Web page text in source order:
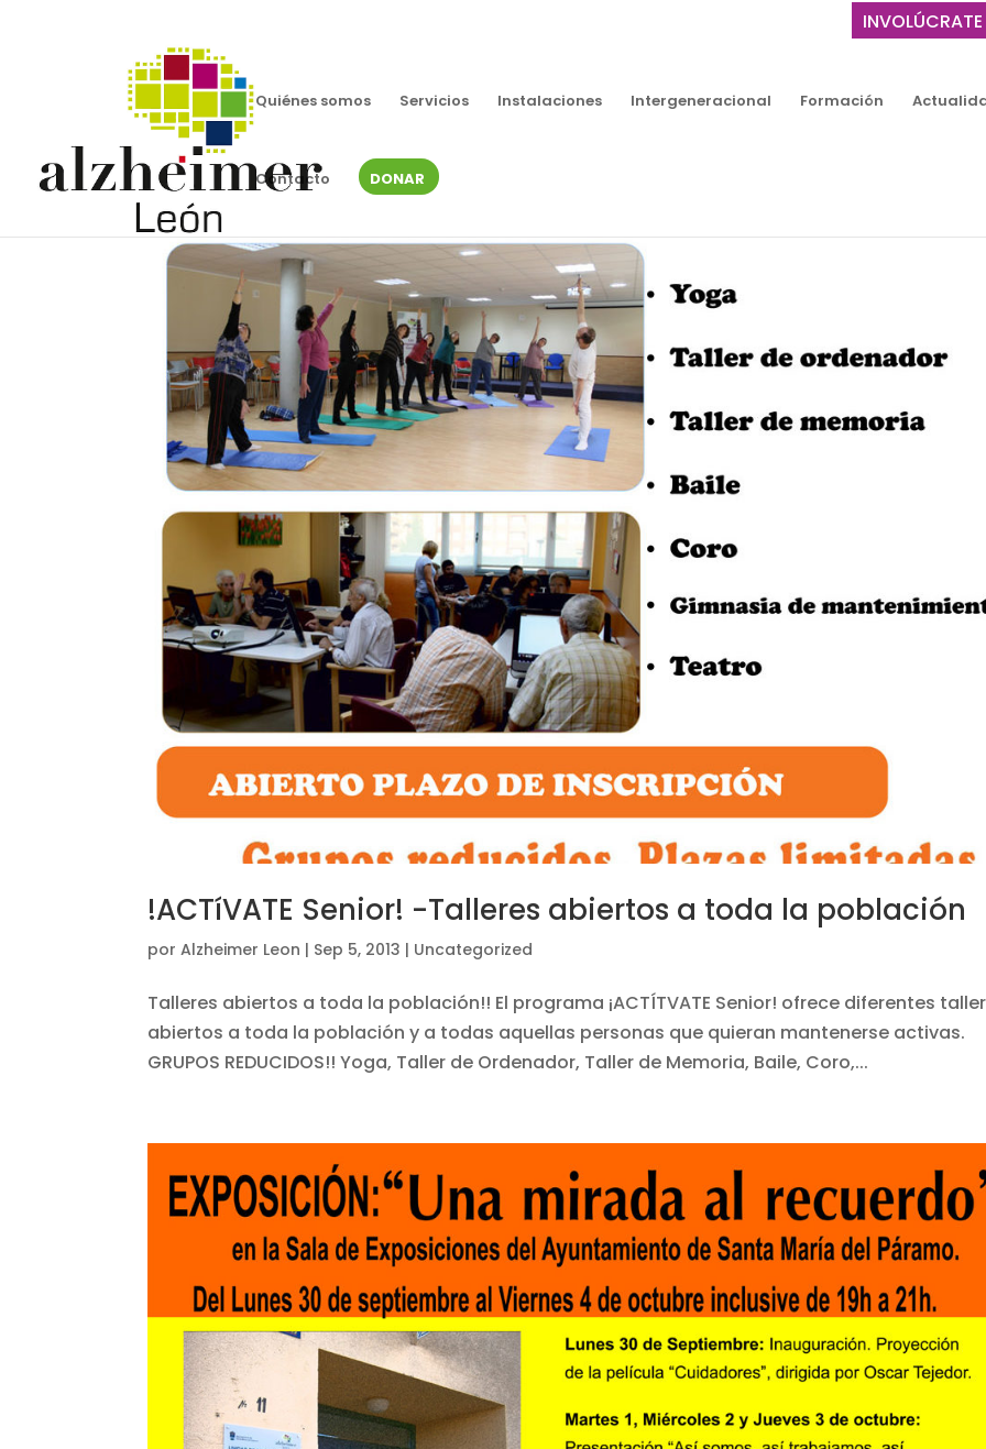
INVOLÚCRATE
Quiénes somos Servicios Instalaciones Intergeneracional Formación
Contacto DONAR
!ACTíVATE Senior! -Talleres abiertos a toda la población
porAlzheimer Leon | Sep 5, 2013 | Uncategorized
Talleres abiertos a toda la población!! El programa ¡ACTÍTVATE Senior! ofrece diferentes
abiertos a toda la población y a todas aquellas personas que quieran mantenerse activas.
GRUPOS REDUCIDOS!! Yoga, Taller de Ordenador, Taller de Memoria, Baile, Coro,...